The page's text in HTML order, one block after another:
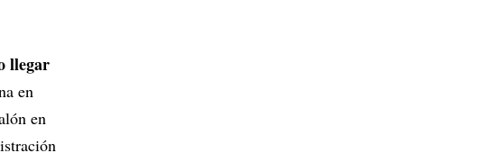
llegar
en
en